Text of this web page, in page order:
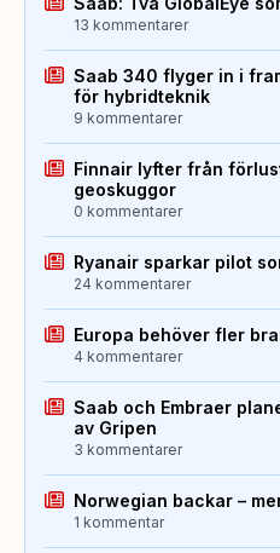
13 kommentarer
Saab 340 flyger in i
för hybridteknik
9 kommentarer
Finnair lyfter från
geoskuggor
0 kommentarer
Ryanair sparkar pilot
24 kommentarer
Europa behöver fler
4 kommentarer
Saab och Embraer
av Gripen
3 kommentarer
Norwegian backar –
1 kommentar